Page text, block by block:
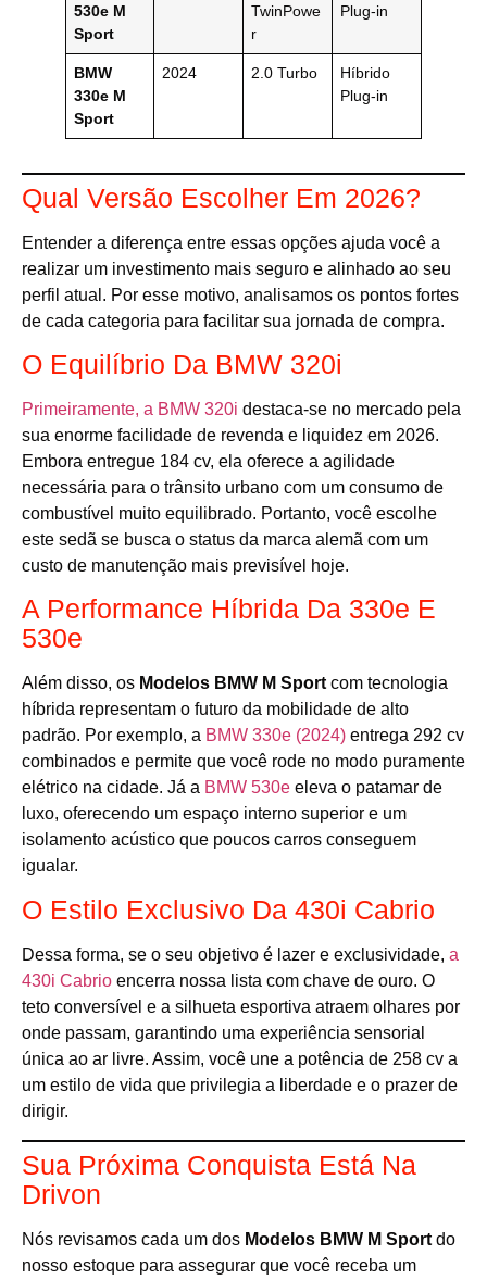
530e M
Sport
TwinPowe
r
Plug-in
BMW
330e M
Sport
2024 2.0 Turbo
Híbrido
Plug-in
Qual Versão Escolher Em 2026?
Entender a diferença entre essas opções ajuda você a
realizar um investimento mais seguro e alinhado ao seu
perfil atual. Por esse motivo, analisamos os pontos fortes
de cada categoria para facilitar sua jornada de compra.
O Equilíbrio Da BMW 320i
Primeiramente, a BMW 320i destaca-se no mercado pela
sua enorme facilidade de revenda e liquidez em 2026.
Embora entregue 184 cv, ela oferece a agilidade
necessária para o trânsito urbano com um consumo de
combustível muito equilibrado. Portanto, você escolhe
este sedã se busca o status da marca alemã com um
custo de manutenção mais previsível hoje.
A Performance Híbrida Da 330e E
530e
Além disso, os Modelos BMW M Sportcom tecnologia
híbrida representam o futuro da mobilidade de alto
padrão. Por exemplo, a BMW 330e (2024) entrega 292 cv
combinados e permite que você rode no modo puramente
elétrico na cidade. Já a BMW 530e eleva o patamar de
luxo, oferecendo um espaço interno superior e um
isolamento acústico que poucos carros conseguem
igualar.
O Estilo Exclusivo Da 430i Cabrio
Dessa forma, se o seu objetivo é lazer e exclusividade, a
430i Cabrio encerra nossa lista com chave de ouro. O
teto conversível e a silhueta esportiva atraem olhares por
onde passam, garantindo uma experiência sensorial
única ao ar livre. Assim, você une a potência de 258 cv a
um estilo de vida que privilegia a liberdade e o prazer de
dirigir.
Sua Próxima Conquista Está Na
Drivon
Nós revisamos cada um dos Modelos BMW M Sport do
nosso estoque para assegurar que você receba um